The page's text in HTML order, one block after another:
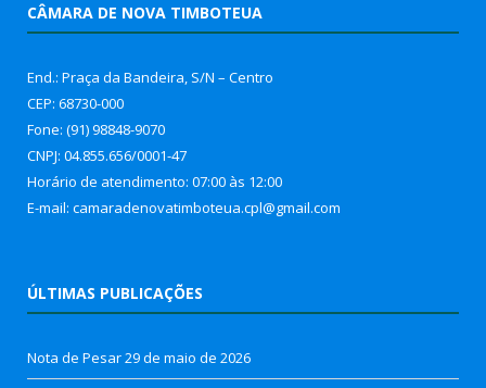
CÂMARA DE NOVA TIMBOTEUA
End.: Praça da Bandeira, S/N – Centro
CEP: 68730-000
Fone: (91) 98848-9070
CNPJ: 04.855.656/0001-47
Horário de atendimento: 07:00 às 12:00
E-mail: camaradenovatimboteua.cpl@gmail.com
ÚLTIMAS PUBLICAÇÕES
Nota de Pesar29 de maio de 2026